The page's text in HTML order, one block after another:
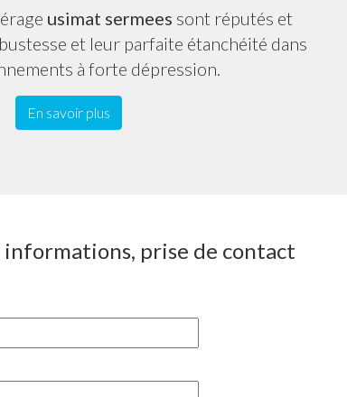
usimat sermees sont réputés et
et leur parfaite étanchéité dans
à forte dépression.
En savoir plus
informations, prise de contact